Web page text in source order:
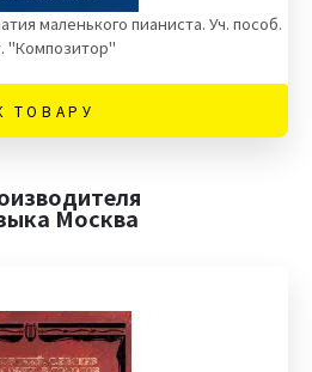
маленького пианиста. Уч. пособ.
"Композитор"
ТОВАРУ
Москва